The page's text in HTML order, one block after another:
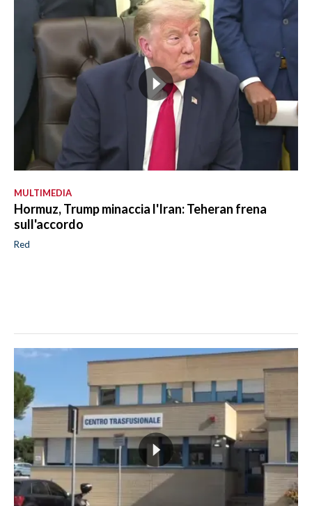
MULTIMEDIA
Hormuz, Trump minaccia l'Iran: Teheran frena
sull'accordo
Red